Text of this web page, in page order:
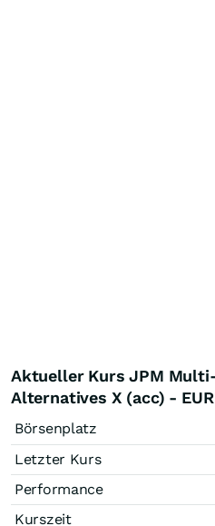
Aktueller Kurs JPM
Alternatives X (acc) -
Börsenplatz
Letzter Kurs
Performance
Kurszeit